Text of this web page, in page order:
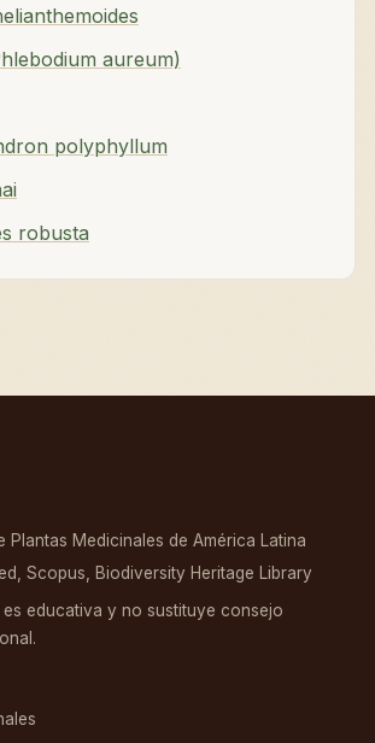
aureum)
polyphyllum
robusta
Plantas Medicinales de América Latina
Scopus, Biodiversity Heritage Library
educativa y no sustituye consejo